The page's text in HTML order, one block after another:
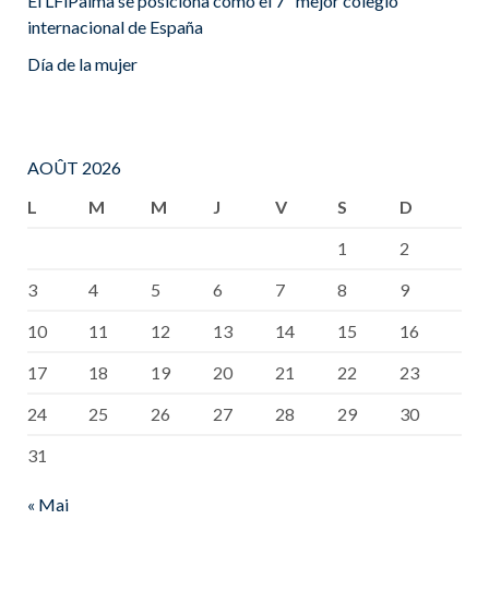
internacional de España
Día de la mujer
AOÛT 2026
L
M M J V S
D
1
2
3
4 5 6 7 8
9
10
11 12 13 14 15
16
17
18 19 20 21 22
23
24
25 26 27 28 29
30
31
« Mai